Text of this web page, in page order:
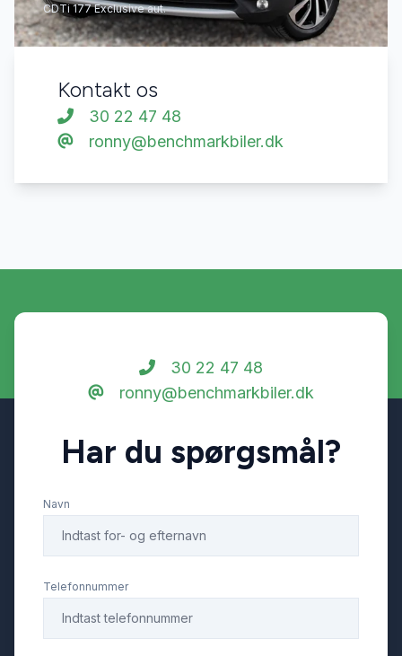
CDTi 177 Exclusive aut.
Kontakt os
30 22 47 48
ronny@benchmarkbiler.dk
30 22 47 48
ronny@benchmarkbiler.dk
Har du spørgsmål?
Navn
Telefonnummer